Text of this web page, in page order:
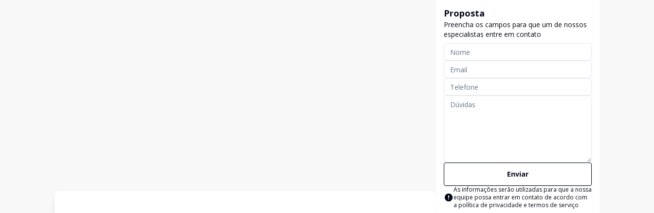
Proposta
Preencha os campos para que um de nossos
especialistas entre em contato
Enviar
As informações serão utilizadas para que a nossa
equipe possa entrar em contato de acordo com
a política de privacidade e termos de serviço